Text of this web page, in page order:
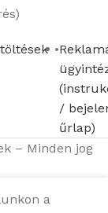
/
űrlap)
– Minden jog
a